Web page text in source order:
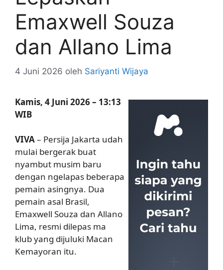
Emaxwell Souza
dan Allano Lima
4 Juni 2026 oleh Sariyanti Wijaya
Kamis, 4 Juni 2026 – 13:13
WIB
VIVA– Persija Jakarta udah
mulai bergerak buat
nyambut musim baru
dengan ngelapas beberapa
pemain asingnya. Dua
pemain asal Brasil,
Emaxwell Souza dan Allano
Lima, resmi dilepas ma
klub yang dijuluki Macan
Kemayoran itu.